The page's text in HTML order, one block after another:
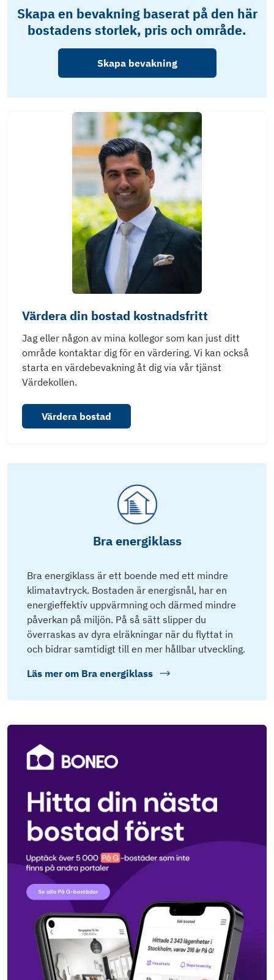
Skapa en bevakning baserat på den här
bostadens storlek, pris och område.
Skapa bevakning
Värdera din bostad kostnadsfritt
Jag eller någon av mina kollegor som kan just ditt
område kontaktar dig för en värdering. Vi kan också
starta en värdebevakning åt dig via vår tjänst
Värdekollen.
Värdera bostad
Bra energiklass
Bra energiklass är ett boende med ett mindre
klimatavtryck. Bostaden är energisnål, har en
energieffektiv uppvärmning och därmed mindre
påverkan på miljön. På så sätt slipper du
överraskas av dyra elräkningar när du flyttat in
och bidrar samtidigt till en mer hållbar utveckling.
Läs mer om Bra energiklass